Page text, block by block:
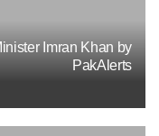
Imran Khan by
PakAlerts